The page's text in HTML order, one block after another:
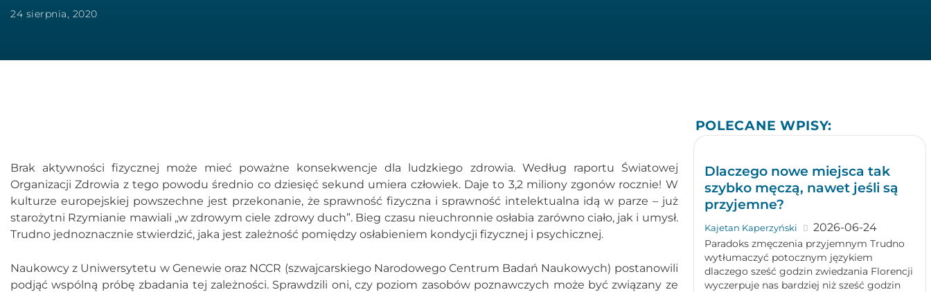
24 sierpnia, 2020
Brak aktywności fizycznej może mieć poważne konsekwencje dla ludzkiego zdrowia. Według raportu Światowej
Organizacji Zdrowia z tego powodu średnio co dziesięć sekund umiera człowiek. Daje to 3,2 miliony zgonów rocznie! W
kulturze europejskiej powszechne jest przekonanie, że sprawność fizyczna i sprawność intelektualna idą w parze – już
starożytni Rzymianie mawiali „w zdrowym ciele zdrowy duch”. Bieg czasu nieuchronnie osłabia zarówno ciało, jak i umysł.
Trudno jednoznacznie stwierdzić, jaka jest zależność pomiędzy osłabieniem kondycji fizycznej i psychicznej.
Naukowcy z Uniwersytetu w Genewie oraz NCCR (szwajcarskiego Narodowego Centrum Badań Naukowych) postanowili
podjąć wspólną próbę zbadania tej zależności. Sprawdzili oni, czy poziom zasobów poznawczych może być związany ze
POLECANE WPISY:
Dlaczego nowe miejsca tak
szybko męczą, nawet jeśli są
przyjemne?
Kajetan Kaperzyński 2026-06-24
Paradoks zmęczenia przyjemnym Trudno
wytłumaczyć potocznym językiem
dlaczego sześć godzin zwiedzania Florencji
wyczerpuje nas bardziej niż sześć godzin